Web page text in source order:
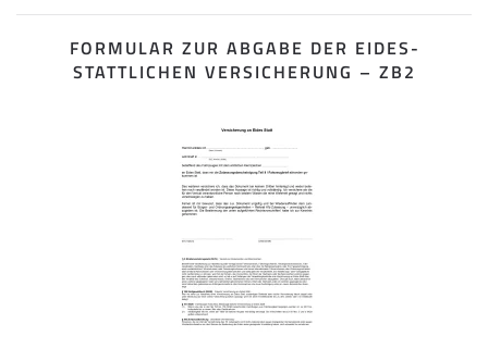
FORMULAR ZUR ABGABE DER EIDES­
STATTLICHEN VERSICHERUNG – ZB2